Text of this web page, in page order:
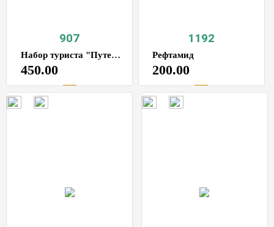
907
Набор туриста "Путешественник" 7в1
450.00
1192
Рефтамид
200.00